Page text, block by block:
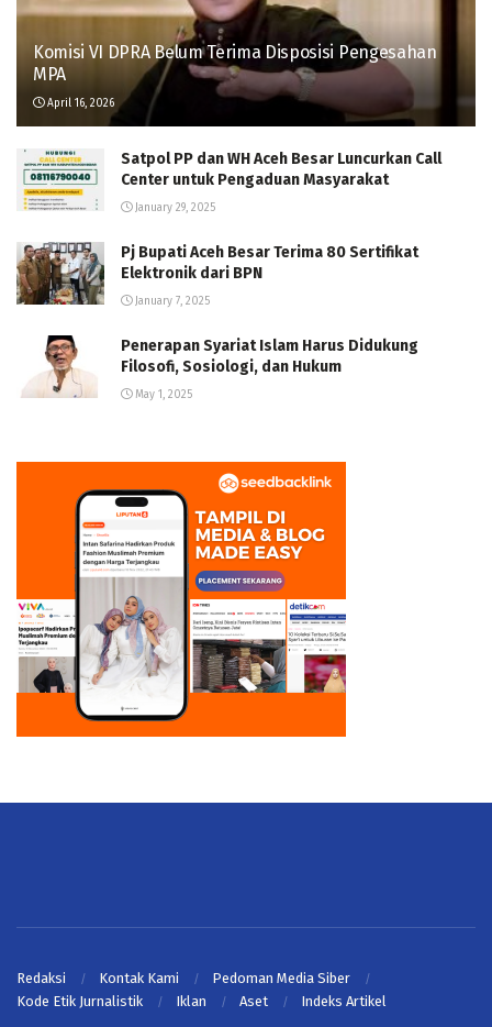
Komisi VI DPRA Belum Terima Disposisi Pengesahan
MPA
April 16, 2026
Satpol PP dan WH Aceh Besar Luncurkan Call
Center untuk Pengaduan Masyarakat
January 29, 2025
Pj Bupati Aceh Besar Terima 80 Sertifikat
Elektronik dari BPN
January 7, 2025
Penerapan Syariat Islam Harus Didukung
Filosofi, Sosiologi, dan Hukum
May 1, 2025
Redaksi Kontak Kami
Pedoman Media Siber
Kode Etik Jurnalistik
Iklan Aset Indeks Artikel